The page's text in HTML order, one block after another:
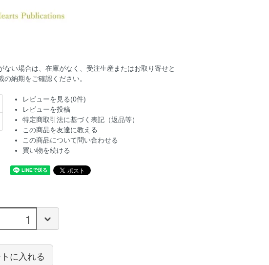
い場合は、在庫がなく、受注生産またはお取り寄せと
納期をご確認ください。
レビューを見る(0件)
レビューを投稿
特定商取引法に基づく表記（返品等）
この商品を友達に教える
この商品について問い合わせる
買い物を続ける
に入れる